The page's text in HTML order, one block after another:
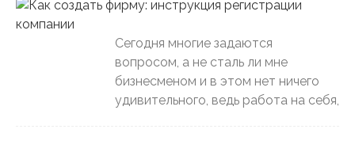
Сегодня многие задаются
вопросом, а не сталь ли мне
бизнесменом и в этом нет ничего
удивительного, ведь работа на себя,